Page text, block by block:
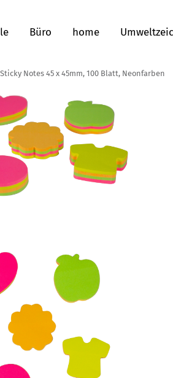
Büro home
Notes 45 x 45mm, 100 Blatt, Neonfarben